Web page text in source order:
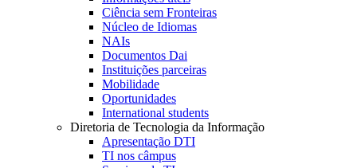
Ciência sem Fronteiras
Núcleo de Idiomas
NAIs
Documentos Dai
Instituições parceiras
Mobilidade
Oportunidades
International students
Diretoria de Tecnologia da Informação
Apresentação DTI
TI nos câmpus